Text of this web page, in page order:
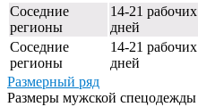
Соседние
регионы
14-21 рабочих
дней
Соседние
регионы
14-21 рабочих
дней
Размерный ряд
Размеры мужской спецодежды